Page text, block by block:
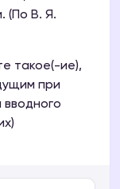
(По В. Я.
такое(-ие),
при